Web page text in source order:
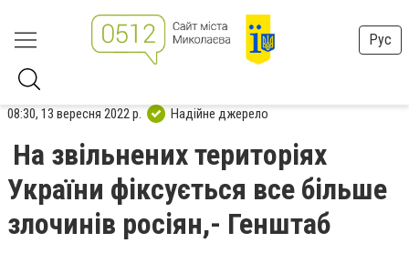
Рус
08:30, 13 вересня 2022 р. Надійне джерело
На звільнених територіях
України фіксується все більше
злочинів росіян,- Генштаб